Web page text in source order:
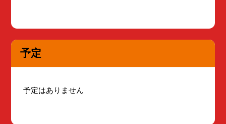
予定
予定はありません